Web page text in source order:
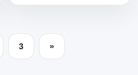
3 »